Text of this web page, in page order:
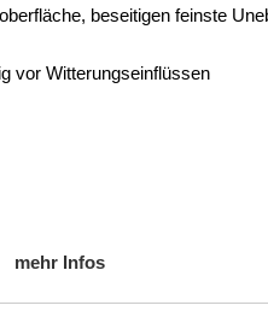
beseitigen feinste
vor Witterungseinflüssen
mehr Infos